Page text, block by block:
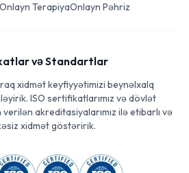
Onlayn TerapiyaOnlayn Pəhriz
və Standartlar
xidmət keyfiyyətimizi beynəlxalq
ISO sertifikatlarımız və dövlət
akreditasiyalarımız ilə etibarlı və
xidmət göstəririk.